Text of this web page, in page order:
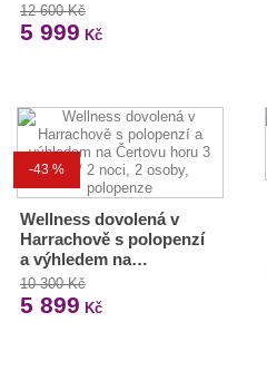
12 600 Kč
5 999 Kč
-43 %
Wellness dovolená v
Harrachově s polopenzí
a výhledem na…
10 300 Kč
5 899 Kč